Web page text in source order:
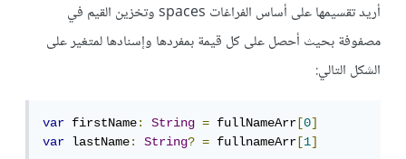
أريد تقسيمها على أساس الفراغات spaces وتخزين القيم في
مصفوفة بحيث أحصل على كل قيمة بمفردها وإسنادها لمتغير على
الشكل التالي:
var firstName: String = fullNameArr [0]
var lastName: String? = fullnameArr [1]